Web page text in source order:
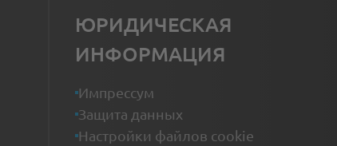
ЮРИДИЧЕСКАЯ
ИНФОРМАЦИЯ
Импрессум
Защита данных
Настройки файлов cookie